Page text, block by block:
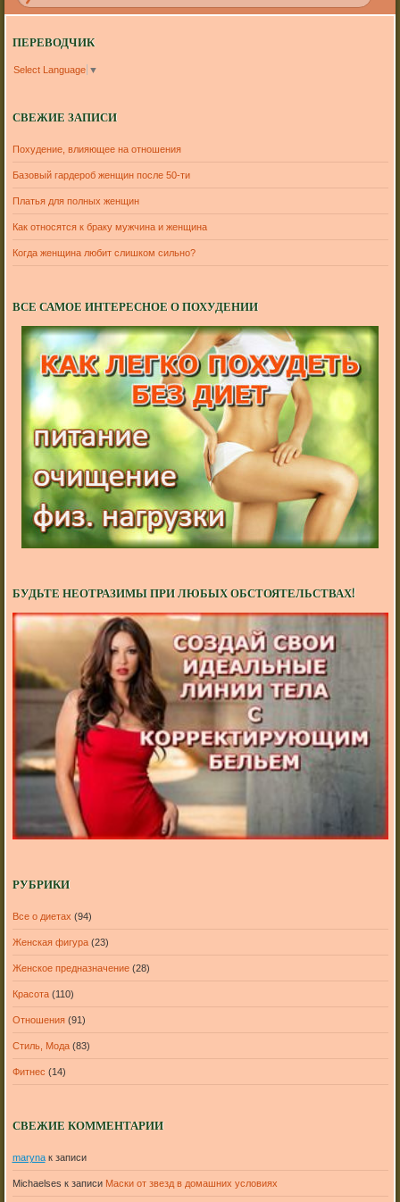
ПЕРЕВОДЧИК
Select Language ▼
СВЕЖИЕ ЗАПИСИ
Похудение, влияющее на отношения
Базовый гардероб женщин после 50-ти
Платья для полных женщин
Как относятся к браку мужчина и женщина
Когда женщина любит слишком сильно?
ВСЕ САМОЕ ИНТЕРЕСНОЕ О ПОХУДЕНИИ
БУДЬТЕ НЕОТРАЗИМЫ ПРИ ЛЮБЫХ ОБСТОЯТЕЛЬСТВАХ!
РУБРИКИ
Все о диетах (94)
Женская фигура(23)
Женское предназначение(28)
Красота(110)
Отношения(91)
Стиль, Мода(83)
Фитнес (14)
СВЕЖИЕ КОММЕНТАРИИ
marynaк записи
Michaelses к записи Маски от звезд в домашних условиях